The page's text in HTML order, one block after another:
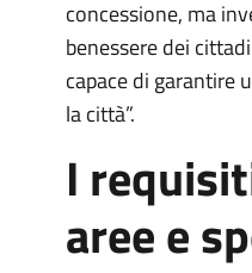
concessione, ma
benessere dei
capace di garantire
la città”.
I
aree e